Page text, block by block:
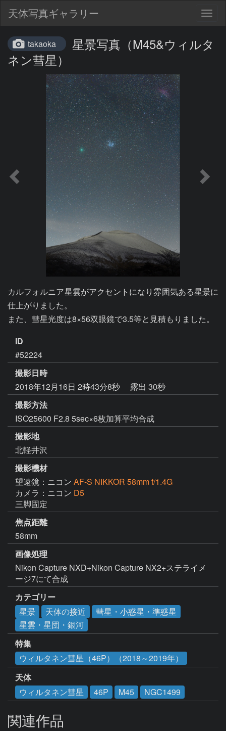
天体写真ギャラリー
takaoka
星景写真（M45&ウィルタ
ネン彗星）
カルフォルニア星雲がアクセントになり雰囲気ある星景に
仕上がりました。
また、彗星光度は8×56双眼鏡で3.5等と見積もりました。
ID
#52224
撮影日時
2018年12月16日 2時43分8秒
露出 30秒
撮影方法
ISO25600 F2.8 5sec×6枚加算平均合成
撮影地
北軽井沢
撮影機材
望遠鏡：ニコン AF-S NIKKOR 58mm f/1.4G
カメラ：ニコン D5
三脚固定
焦点距離
58mm
画像処理
Nikon Capture NXD+Nikon Capture NX2+ステライメ
ージ7にて合成
カテゴリー
星景
天体の接近
彗星・小惑星・準惑星
星雲・星団・銀河
特集
ウィルタネン彗星（46P）（2018～2019年）
天体
ウィルタネン彗星
46P M45 NGC1499
関連作品